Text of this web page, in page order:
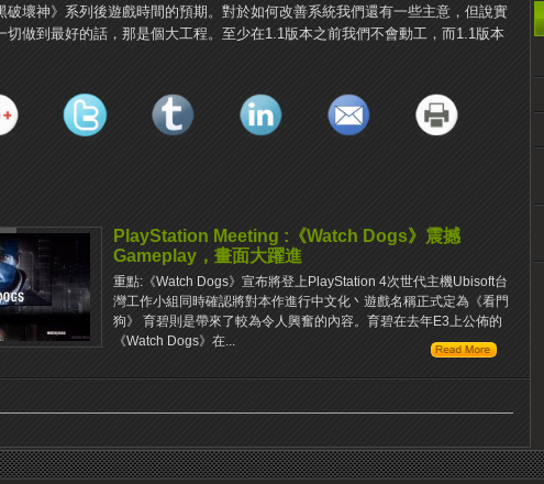
破壞神》系列後遊戲時間的預期。對於如何改善系統我們還有一些主意，但說實
切做到最好的話，那是個大工程。至少在1.1版本之前我們不會動工，而1.1版本
PlayStation Meeting :《Watch Dogs》震撼
Gameplay，畫面大躍進
重點:《Watch Dogs》宣布將登上PlayStation 4次世代主機Ubisoft台
灣工作小組同時確認將對本作進行中文化丶遊戲名稱正式定為《看門
狗》 育碧則是帶來了較為令人興奮的內容。育碧在去年E3上公佈的
《Watch Dogs》在...